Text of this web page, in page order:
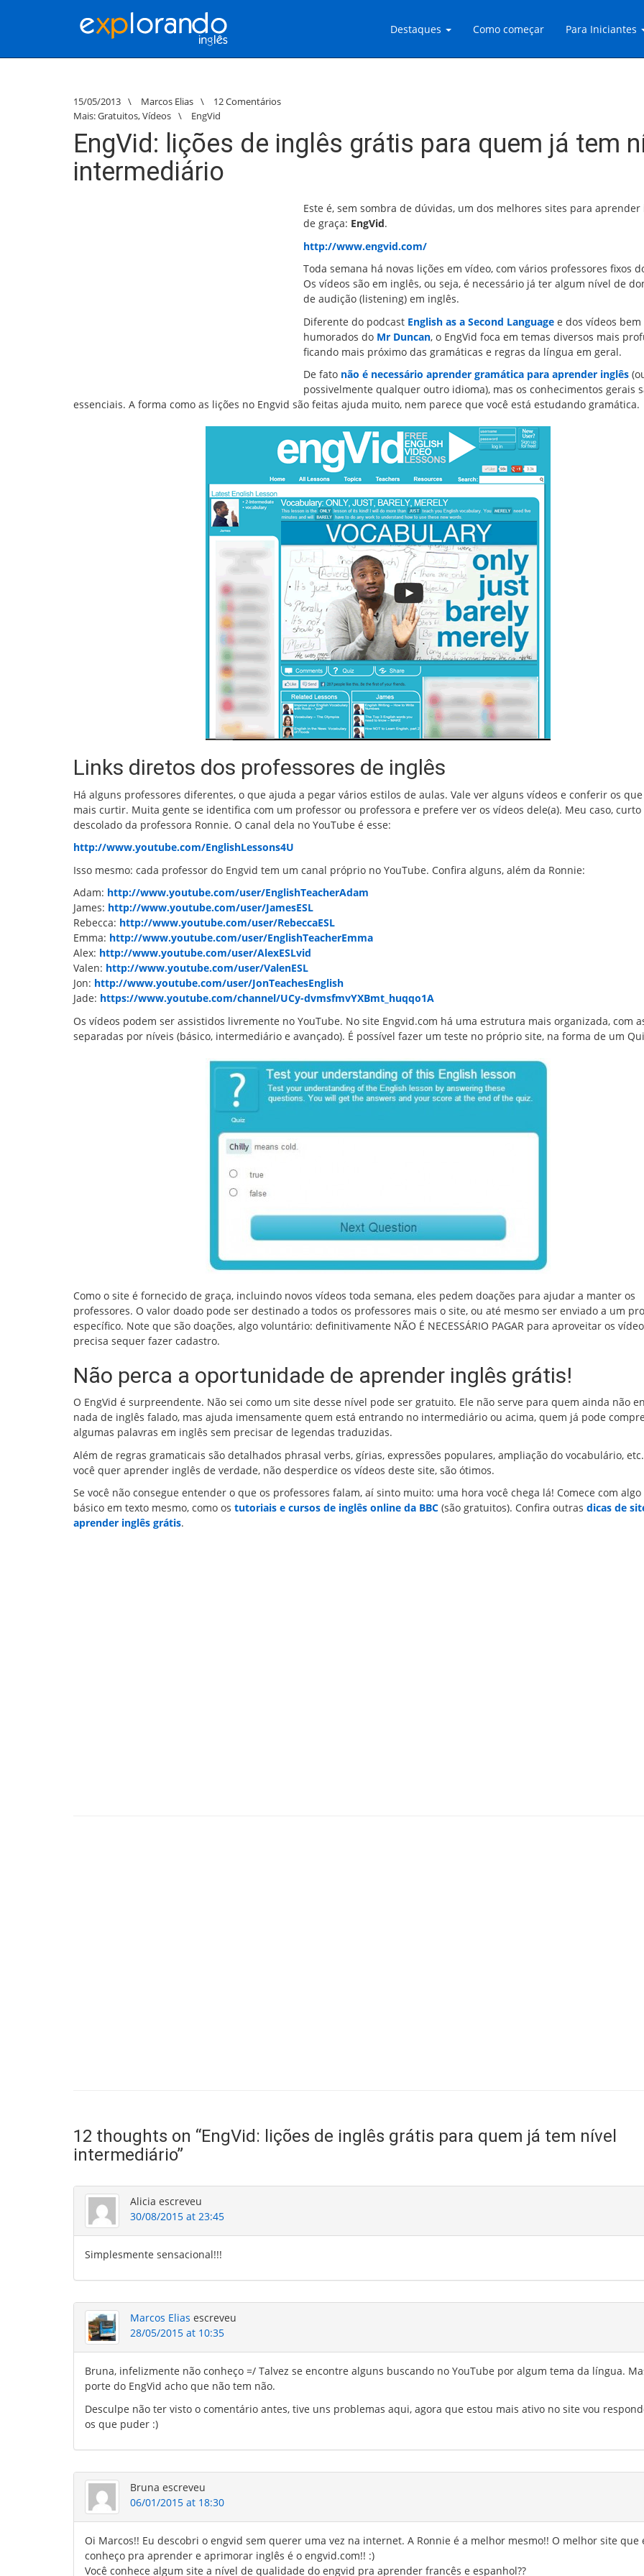
Destaques Como começar Para Iniciantes
15/05/2013 \ Marcos Elias \
12 Comentários
Mais:Gratuitos,Vídeos \ EngVid
EngVid: lições de inglês grátis para quem já tem
intermediário
Este é, sem sombra de dúvidas, um dos melhores sites para aprender
de graça: EngVid.
http://www.engvid.com/
Toda semana há novas lições em vídeo, com vários professores fixos
Os vídeos são em inglês, ou seja, é necessário já ter algum nível de
de audição (listening) em inglês.
Diferente do podcast English as a Second Language e dos vídeos bem
humorados do Mr Duncan, o EngVid foca em temas diversos mais
ficando mais próximo das gramáticas e regras da língua em geral.
De fato não é necessário aprender gramática para aprender inglês
possivelmente qualquer outro idioma), mas os conhecimentos gerais
essenciais. A forma como as lições no Engvid são feitas ajuda muito, nem parece que você está estudando gramática.
Links diretos dos professores de inglês
Há alguns professores diferentes, o que ajuda a pegar vários estilos de aulas. Vale ver alguns vídeos e conferir os que
mais curtir. Muita gente se identifica com um professor ou professora e prefere ver os vídeos dele(a). Meu caso, curto
descolado da professora Ronnie. O canal dela no YouTube é esse:
http://www.youtube.com/EnglishLessons4U
Isso mesmo: cada professor do Engvid tem um canal próprio no YouTube. Confira alguns, além da Ronnie:
Adam: http://www.youtube.com/user/EnglishTeacherAdam
James: http://www.youtube.com/user/JamesESL
Rebecca: http://www.youtube.com/user/RebeccaESL
Emma: http://www.youtube.com/user/EnglishTeacherEmma
Alex: http://www.youtube.com/user/AlexESLvid
Valen: http://www.youtube.com/user/ValenESL
Jon: http://www.youtube.com/user/JonTeachesEnglish
Jade: https://www.youtube.com/channel/UCy-dvmsfmvYXBmt_huqqo1A
Os vídeos podem ser assistidos livremente no YouTube. No site Engvid.com há uma estrutura mais organizada, com
separadas por níveis (básico, intermediário e avançado). É possível fazer um teste no próprio site, na forma de um
Como o site é fornecido de graça, incluindo novos vídeos toda semana, eles pedem doações para ajudar a manter os
professores. O valor doado pode ser destinado a todos os professores mais o site, ou até mesmo ser enviado a um
específico. Note que são doações, algo voluntário: definitivamente NÃO É NECESSÁRIO PAGAR para aproveitar os
precisa sequer fazer cadastro.
Não perca a oportunidade de aprender inglês grátis!
O EngVid é surpreendente. Não sei como um site desse nível pode ser gratuito. Ele não serve para quem ainda não
nada de inglês falado, mas ajuda imensamente quem está entrando no intermediário ou acima, quem já pode
algumas palavras em inglês sem precisar de legendas traduzidas.
Além de regras gramaticais são detalhados phrasal verbs, gírias, expressões populares, ampliação do vocabulário, etc.
você quer aprender inglês de verdade, não desperdice os vídeos deste site, são ótimos.
Se você não consegue entender o que os professores falam, aí sinto muito: uma hora você chega lá! Comece com algo
básico em texto mesmo, como os tutoriais e cursos de inglês online da BBC (são gratuitos). Confira outras dicas de
aprender inglês grátis.
12 thoughts on “EngVid: lições de inglês grátis para quem já tem nível
intermediário”
Alicia escreveu
30/08/2015 at 23:45
Simplesmente sensacional!!!
Marcos Elias escreveu
28/05/2015 at 10:35
Bruna, infelizmente não conheço =/ Talvez se encontre alguns buscando no YouTube por algum tema da língua.
porte do EngVid acho que não tem não.
Desculpe não ter visto o comentário antes, tive uns problemas aqui, agora que estou mais ativo no site vou
os que puder :)
Bruna escreveu
06/01/2015 at 18:30
Oi Marcos!! Eu descobri o engvid sem querer uma vez na internet. A Ronnie é a melhor mesmo!! O melhor site que
conheço pra aprender e aprimorar inglês é o engvid.com!! :)
Você conhece algum site a nível de qualidade do engvid pra aprender francês e espanhol??